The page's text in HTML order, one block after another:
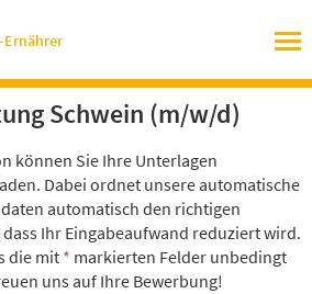
Ernährer
Schwein (m/w/d)
können Sie Ihre Unterlagen
Dabei ordnet unsere automatische
automatisch den richtigen
Ihr Eingabeaufwand reduziert wird.
die mit * markierten Felder unbedingt
uns auf Ihre Bewerbung!